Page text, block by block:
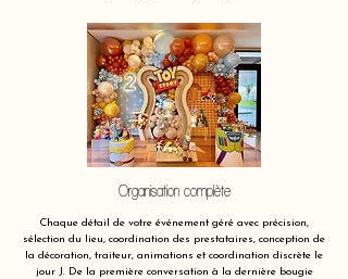
Organisation complète
Chaque détail de votre événement géré avec précision,
sélection du lieu, coordination des prestataires, conception de
la décoration, traiteur, animations et coordination discrète le
jour J. De la première conversation à la dernière bougie